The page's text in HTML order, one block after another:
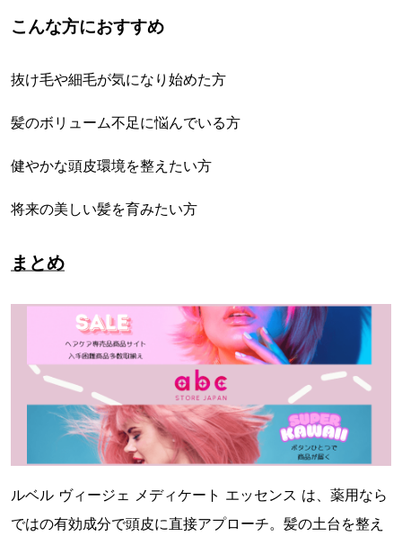
こんな方におすすめ
抜け毛や細毛が気になり始めた方
髪のボリューム不足に悩んでいる方
健やかな頭皮環境を整えたい方
将来の美しい髪を育みたい方
まとめ
ルベル ヴィージェ メディケート エッセンス は、薬用なら
ではの有効成分で頭皮に直接アプローチ。髪の土台を整え